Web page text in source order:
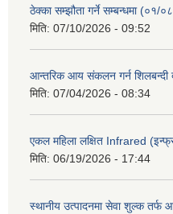
ठेक्का सम्झौता गर्ने सम्बन्धमा (०१/
मिति: 07/10/2026 - 09:52
आन्तरिक आय संकलन गर्न शिलबन्दी
मिति: 07/04/2026 - 08:34
एकल महिला लक्षित Infrared
मिति: 06/19/2026 - 17:44
स्थानीय उत्पादनमा सेवा शुल्क